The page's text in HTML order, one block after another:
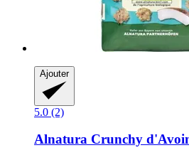
Ajouter
5.0 (2)
Alnatura Crunchy